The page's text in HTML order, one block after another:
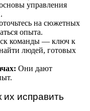
управления
на сюжетных
опыта.
команды — ключ к
людей, готовых
Они дают
исправить